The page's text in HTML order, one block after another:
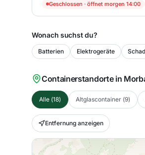
Geschlossen · öffnet morgen 14:00
Wonach suchst du?
Batterien Elektrogeräte
Containerstandorte in
Alle (18) Altglascontainer (9)
Entfernung anzeigen